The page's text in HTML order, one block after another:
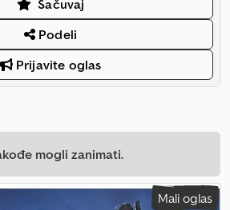
Sačuvaj
Podeli
Prijavite oglas
mogli zanimati.
Mali oglas